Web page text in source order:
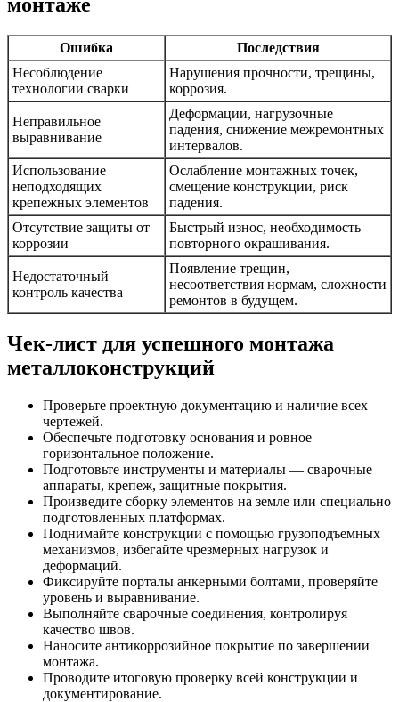
Ошибка
Последствия
Несоблюдение
технологии сварки
Нарушения прочности, трещины,
коррозия.
Неправильное
выравнивание
Деформации, нагрузочные
падения, снижение межремонтных
интервалов.
Использование
неподходящих
крепежных элементов
Ослабление монтажных точек,
смещение конструкции, риск
падения.
Отсутствие защиты от
коррозии
Быстрый износ, необходимость
повторного окрашивания.
Недостаточный
контроль качества
Появление трещин,
несоответствия нормам, сложности
ремонтов в будущем.
Чек-лист для успешного монтажа
металлоконструкций
Проверьте проектную документацию и наличие всех
чертежей.
Обеспечьте подготовку основания и ровное
горизонтальное положение.
Подготовьте инструменты и материалы — сварочные
аппараты, крепеж, защитные покрытия.
Произведите сборку элементов на земле или специально
подготовленных платформах.
Поднимайте конструкции с помощью грузоподъемных
механизмов, избегайте чрезмерных нагрузок и
деформаций.
Фиксируйте порталы анкерными болтами, проверяйте
уровень и выравнивание.
Выполняйте сварочные соединения, контролируя
качество швов.
Наносите антикоррозийное покрытие по завершении
монтажа.
Проводите итоговую проверку всей конструкции и
документирование.